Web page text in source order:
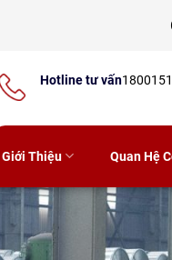
Giới Thiệu Quan Hệ
Hotline tư vấn